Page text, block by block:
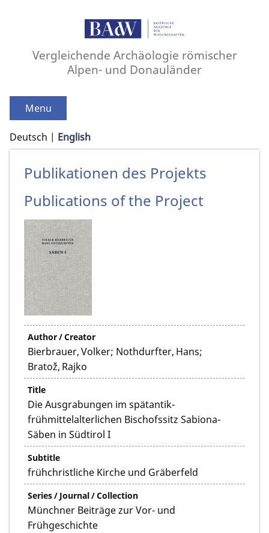
Vergleichende Archäologie römischer
Alpen- und Donauländer
Menu
Deutsch English
Publikationen des Projekts
Publications of the Project
Author / Creator
Bierbrauer, Volker; Nothdurfter, Hans;
Bratož, Rajko
Title
Die Ausgrabungen im spätantik-
frühmittelalterlichen Bischofssitz Sabiona-
Säben in Südtirol I
Subtitle
frühchristliche Kirche und Gräberfeld
Series / Journal / Collection
Münchner Beiträge zur Vor- und
Frühgeschichte